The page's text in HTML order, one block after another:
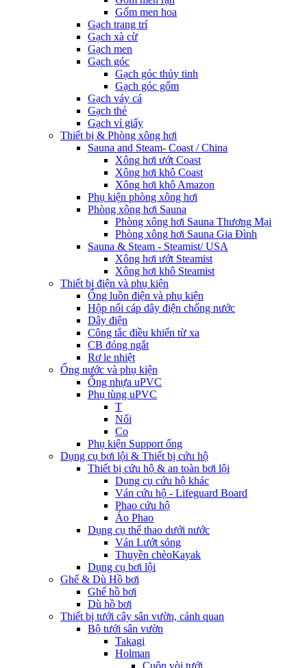
Gốm men hoa
Gạch trang trí
Gạch xà cừ
Gạch men
Gạch góc
Gạch góc thủy tinh
Gạch góc gốm
Gạch vảy cá
Gạch thẻ
Gạch vỉ giấy
Thiết bị & Phòng xông hơi
Sauna and Steam- Coast / China
Xông hơi ướt Coast
Xông hơi khô Coast
Xông hơi khô Amazon
Phụ kiện phòng xông hơi
Phòng xông hơi Sauna
Phòng xông hơi Sauna Thương Mại
Phòng xông hơi Sauna Gia Đình
Sauna & Steam - Steamist/ USA
Xông hơi ướt Steamist
Xông hơi khô Steamist
Thiết bị điện và phụ kiện
Ống luồn điện và phụ kiện
Hộp nối cáp dây điện chống nước
Dây điện
Công tắc điều khiển từ xa
CB đóng ngắt
Rơ le nhiệt
Ống nước và phụ kiện
Ống nhựa uPVC
Phụ tùng uPVC
T
Nối
Co
Phụ kiện Support ống
Dụng cụ bơi lội & Thiết bị cứu hộ
Thiết bị cứu hộ & an toàn bơi lội
Dụng cụ cứu hộ khác
Ván cứu hộ - Lifeguard Board
Phao cứu hộ
Áo Phao
Dụng cụ thể thao dưới nước
Ván Lướt sóng
Thuyền chèoKayak
Dụng cụ bơi lội
Ghế & Dù Hồ bơi
Ghế hồ bơi
Dù hồ bơi
Thiết bị tưới cây sân vườn, cảnh quan
Bộ tưới sân vườn
Takagi
Holman
Cuộn vòi tưới